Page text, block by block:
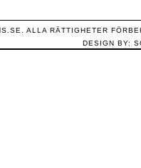
ALLA RÄTTIGHETER
DESIGN BY: